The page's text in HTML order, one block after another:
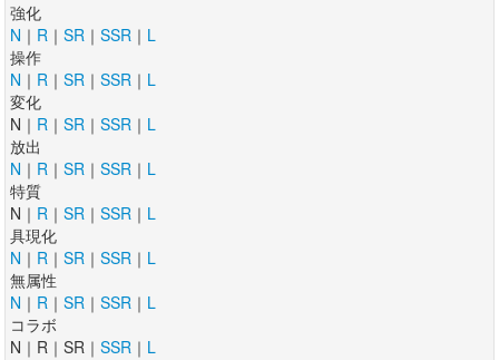
強化
N ｜ R ｜ SR ｜ SSR ｜ L
操作
N ｜ R ｜ SR ｜ SSR ｜ L
変化
N｜ R ｜ SR ｜ SSR ｜ L
放出
N ｜ R ｜ SR ｜ SSR ｜ L
特質
N｜ R ｜ SR ｜ SSR ｜ L
具現化
N ｜ R ｜ SR ｜ SSR ｜ L
無属性
N ｜ R ｜ SR ｜ SSR ｜ L
コラボ
N｜R｜SR｜ SSR ｜ L